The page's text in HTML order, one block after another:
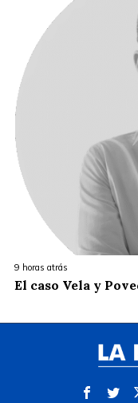
9 horas atrás
El caso Vela y